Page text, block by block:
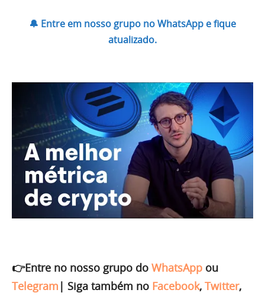
🔔 Entre em nosso grupo no WhatsApp e fique
atualizado.
👉Entre no nosso grupo do WhatsApp ou
Telegram | Siga também no Facebook, Twitter,